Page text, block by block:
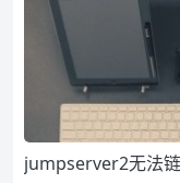
jumpserver2无法